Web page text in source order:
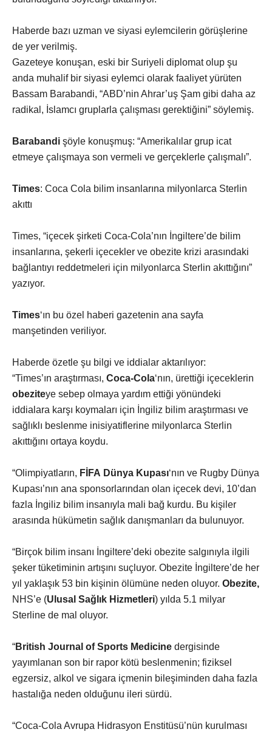
Haberde bazı uzman ve siyasi eylemcilerin görüşlerine
de yer verilmiş.
Gazeteye konuşan, eski bir Suriyeli diplomat olup şu
anda muhalif bir siyasi eylemci olarak faaliyet yürüten
Bassam Barabandi, “ABD’nin Ahrar’uş Şam gibi daha az
radikal, İslamcı gruplarla çalışması gerektiğini” söylemiş.
Barabandi şöyle konuşmuş: “Amerikalılar grup icat
etmeye çalışmaya son vermeli ve gerçeklerle çalışmalı”.
Times: Coca Cola bilim insanlarına milyonlarca Sterlin
akıttı
Times, “içecek şirketi Coca-Cola’nın İngiltere’de bilim
insanlarına, şekerli içecekler ve obezite krizi arasındaki
bağlantıyı reddetmeleri için milyonlarca Sterlin akıttığını”
yazıyor.
Times‘ın bu özel haberi gazetenin ana sayfa
manşetinden veriliyor.
Haberde özetle şu bilgi ve iddialar aktarılıyor:
“Times’ın araştırması, Coca-Cola‘nın, ürettiği içeceklerin
obeziteye sebep olmaya yardım ettiği yönündeki
iddialara karşı koymaları için İngiliz bilim araştırması ve
sağlıklı beslenme inisiyatiflerine milyonlarca Sterlin
akıttığını ortaya koydu.
“Olimpiyatların, FİFA Dünya Kupası‘nın ve Rugby Dünya
Kupası’nın ana sponsorlarından olan içecek devi, 10’dan
fazla İngiliz bilim insanıyla mali bağ kurdu. Bu kişiler
arasında hükümetin sağlık danışmanları da bulunuyor.
“Birçok bilim insanı İngiltere’deki obezite salgınıyla ilgili
şeker tüketiminin artışını suçluyor. Obezite İngiltere’de her
yıl yaklaşık 53 bin kişinin ölümüne neden oluyor. Obezite,
NHS’e (Ulusal Sağlık Hizmetleri) yılda 5.1 milyar
Sterline de mal oluyor.
“British Journal of Sports Medicine dergisinde
yayımlanan son bir rapor kötü beslenmenin; fiziksel
egzersiz, alkol ve sigara içmenin bileşiminden daha fazla
hastalığa neden olduğunu ileri sürdü.
“Coca-Cola Avrupa Hidrasyon Enstitüsü’nün kurulması